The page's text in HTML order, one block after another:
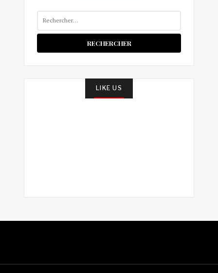
LIKE US